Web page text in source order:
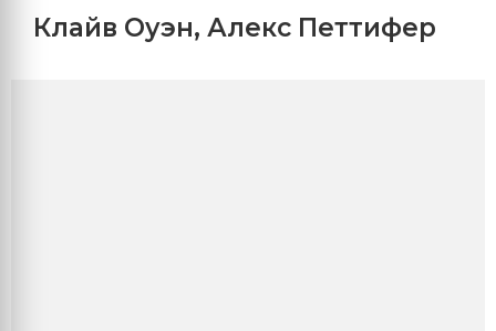
Клайв Оуэн, Алекс Петтифер